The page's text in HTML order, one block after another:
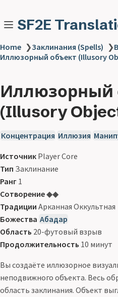
SF2E
Home ❯Заклинания (Spells) ❯
Иллюзорный объект (Illusory
Иллюзорный
(Illusory
Концентрация Иллюзия
Источник Player Core
Тип Заклинание
Ранг 1
Сотворение◆◆
Традиции Арканная Оккультная
Божества Абадар
Область 20-футовый взрыв
Продолжительность 10 минут
Вы создаёте иллюзорное
неподвижного объекта. Весь
область заклинания. Объект